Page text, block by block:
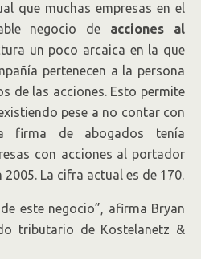
que muchas empresas en el
negocio de acciones al
un poco arcaica en la que
pertenecen a la persona
de las acciones. Esto permite
pese a no contar con
firma de abogados tenía
con acciones al portador
2005. La cifra actual es de 170.
este negocio”, afirma Bryan
tributario de Kostelanetz &